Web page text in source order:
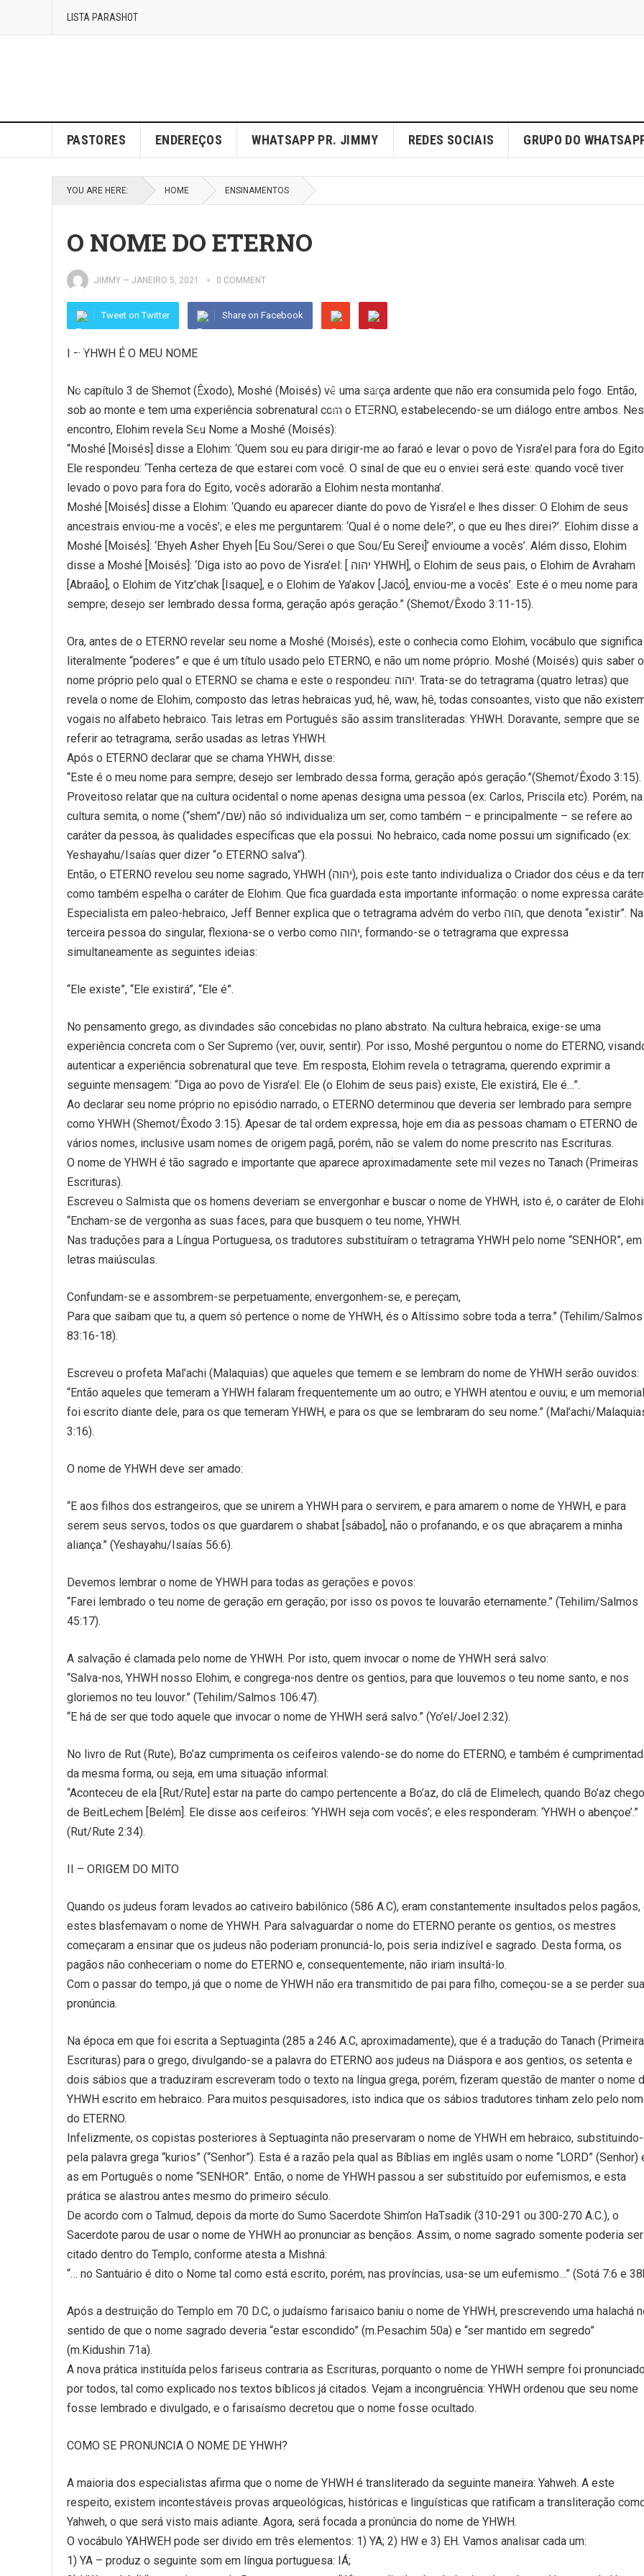
LISTA PARASHOT
PASTORES ENDEREÇOS WHATSAPP PR. JIMMY REDES SOCIAIS GRUPO DO
YOU ARE HERE: HOME ENSINAMENTOS
O NOME DO ETERNO
JIMMY — JANEIRO 5, 2021 0 COMMENT
Tweet on Twitter Share on Facebook
I – YHWH É O MEU NOME
No capítulo 3 de Shemot (Êxodo), Moshé (Moisés) vê uma sarça ardente que não era consumida pelo fogo. Então,
sob ao monte e tem uma experiência sobrenatural com o ETERNO, estabelecendo-se um diálogo entre ambos.
encontro, Elohim revela Seu Nome a Moshé (Moisés):
“Moshé [Moisés] disse a Elohim: ‘Quem sou eu para dirigir-me ao faraó e levar o povo de Yisra’el para fora do
Ele respondeu: ‘Tenha certeza de que estarei com você. O sinal de que eu o enviei será este: quando você tiver
levado o povo para fora do Egito, vocês adorarão a Elohim nesta montanha’.
Moshé [Moisés] disse a Elohim: ‘Quando eu aparecer diante do povo de Yisra’el e lhes disser: O Elohim de seus
ancestrais enviou-me a vocês’; e eles me perguntarem: ‘Qual é o nome dele?’, o que eu lhes direi?’. Elohim disse a
Moshé [Moisés]: ‘Ehyeh Asher Ehyeh [Eu Sou/Serei o que Sou/Eu Serei]’ envioume a vocês’. Além disso, Elohim
disse a Moshé [Moisés]: ‘Diga isto ao povo de Yisra’el: [ יהוה YHWH], o Elohim de seus pais, o Elohim de Avraham
[Abraão], o Elohim de Yitz’chak [Isaque], e o Elohim de Ya’akov [Jacó], enviou-me a vocês’. Este é o meu nome para
sempre; desejo ser lembrado dessa forma, geração após geração.” (Shemot/Êxodo 3:11-15).
Ora, antes de o ETERNO revelar seu nome a Moshé (Moisés), este o conhecia como Elohim, vocábulo que significa
literalmente “poderes” e que é um título usado pelo ETERNO, e não um nome próprio. Moshé (Moisés) quis saber o
nome próprio pelo qual o ETERNO se chama e este o respondeu: יהוה. Trata-se do tetragrama (quatro letras) que
revela o nome de Elohim, composto das letras hebraicas yud, hê, waw, hê, todas consoantes, visto que não
vogais no alfabeto hebraico. Tais letras em Português são assim transliteradas: YHWH. Doravante, sempre que se
referir ao tetragrama, serão usadas as letras YHWH.
Após o ETERNO declarar que se chama YHWH, disse:
“Este é o meu nome para sempre; desejo ser lembrado dessa forma, geração após geração.”(Shemot/Êxodo 3:15).
Proveitoso relatar que na cultura ocidental o nome apenas designa uma pessoa (ex: Carlos, Priscila etc). Porém, na
cultura semita, o nome (“shem”/שם) não só individualiza um ser, como também – e principalmente – se refere ao
caráter da pessoa, às qualidades específicas que ela possui. No hebraico, cada nome possui um significado (ex:
Yeshayahu/Isaías quer dizer “o ETERNO salva”).
Então, o ETERNO revelou seu nome sagrado, YHWH (יהוה), pois este tanto individualiza o Criador dos céus e da terra
como também espelha o caráter de Elohim. Que fica guardada esta importante informação: o nome expressa
Especialista em paleo-hebraico, Jeff Benner explica que o tetragrama advém do verbo הוה, que denota “existir”. Na
terceira pessoa do singular, flexiona-se o verbo como יהוה, formando-se o tetragrama que expressa
simultaneamente as seguintes ideias:
“Ele existe”, “Ele existirá”, “Ele é”.
No pensamento grego, as divindades são concebidas no plano abstrato. Na cultura hebraica, exige-se uma
experiência concreta com o Ser Supremo (ver, ouvir, sentir). Por isso, Moshé perguntou o nome do ETERNO,
autenticar a experiência sobrenatural que teve. Em resposta, Elohim revela o tetragrama, querendo exprimir a
seguinte mensagem: “Diga ao povo de Yisra’el: Ele (o Elohim de seus pais) existe, Ele existirá, Ele é…”.
Ao declarar seu nome próprio no episódio narrado, o ETERNO determinou que deveria ser lembrado para sempre
como YHWH (Shemot/Êxodo 3:15). Apesar de tal ordem expressa, hoje em dia as pessoas chamam o ETERNO de
vários nomes, inclusive usam nomes de origem pagã, porém, não se valem do nome prescrito nas Escrituras.
O nome de YHWH é tão sagrado e importante que aparece aproximadamente sete mil vezes no Tanach (Primeiras
Escrituras).
Escreveu o Salmista que os homens deveriam se envergonhar e buscar o nome de YHWH, isto é, o caráter de
“Encham-se de vergonha as suas faces, para que busquem o teu nome, YHWH.
Nas traduções para a Língua Portuguesa, os tradutores substituíram o tetragrama YHWH pelo nome “SENHOR”, em
letras maiúsculas.
Confundam-se e assombrem-se perpetuamente; envergonhem-se, e pereçam,
Para que saibam que tu, a quem só pertence o nome de YHWH, és o Altíssimo sobre toda a terra.” (Tehilim/Salmos
83:16-18).
Escreveu o profeta Mal’achi (Malaquias) que aqueles que temem e se lembram do nome de YHWH serão ouvidos:
“Então aqueles que temeram a YHWH falaram frequentemente um ao outro; e YHWH atentou e ouviu; e um memorial
foi escrito diante dele, para os que temeram YHWH, e para os que se lembraram do seu nome.” (Mal’achi/
3:16).
O nome de YHWH deve ser amado:
“E aos filhos dos estrangeiros, que se unirem a YHWH para o servirem, e para amarem o nome de YHWH, e para
serem seus servos, todos os que guardarem o shabat [sábado], não o profanando, e os que abraçarem a minha
aliança.” (Yeshayahu/Isaías 56:6).
Devemos lembrar o nome de YHWH para todas as gerações e povos:
“Farei lembrado o teu nome de geração em geração; por isso os povos te louvarão eternamente.” (Tehilim/Salmos
45:17).
A salvação é clamada pelo nome de YHWH. Por isto, quem invocar o nome de YHWH será salvo:
“Salva-nos, YHWH nosso Elohim, e congrega-nos dentre os gentios, para que louvemos o teu nome santo, e nos
gloriemos no teu louvor.” (Tehilim/Salmos 106:47).
“E há de ser que todo aquele que invocar o nome de YHWH será salvo.” (Yo’el/Joel 2:32).
No livro de Rut (Rute), Bo’az cumprimenta os ceifeiros valendo-se do nome do ETERNO, e também é
da mesma forma, ou seja, em uma situação informal:
“Aconteceu de ela [Rut/Rute] estar na parte do campo pertencente a Bo’az, do clã de Elimelech, quando Bo’az
de BeitLechem [Belém]. Ele disse aos ceifeiros: ‘YHWH seja com vocês’; e eles responderam: ‘YHWH o abençoe’.”
(Rut/Rute 2:34).
II – ORIGEM DO MITO
Quando os judeus foram levados ao cativeiro babilônico (586 A.C), eram constantemente insultados pelos pagãos,
estes blasfemavam o nome de YHWH. Para salvaguardar o nome do ETERNO perante os gentios, os mestres
começaram a ensinar que os judeus não poderiam pronunciá-lo, pois seria indizível e sagrado. Desta forma, os
pagãos não conheceriam o nome do ETERNO e, consequentemente, não iriam insultá-lo.
Com o passar do tempo, já que o nome de YHWH não era transmitido de pai para filho, começou-se a se perder sua
pronúncia.
Na época em que foi escrita a Septuaginta (285 a 246 A.C, aproximadamente), que é a tradução do Tanach
Escrituras) para o grego, divulgando-se a palavra do ETERNO aos judeus na Diáspora e aos gentios, os setenta e
dois sábios que a traduziram escreveram todo o texto na língua grega, porém, fizeram questão de manter o nome
YHWH escrito em hebraico. Para muitos pesquisadores, isto indica que os sábios tradutores tinham zelo pelo
do ETERNO.
Infelizmente, os copistas posteriores à Septuaginta não preservaram o nome de YHWH em hebraico,
pela palavra grega “kurios” (“Senhor”). Esta é a razão pela qual as Bíblias em inglês usam o nome “LORD” (Senhor)
as em Português o nome “SENHOR”. Então, o nome de YHWH passou a ser substituído por eufemismos, e esta
prática se alastrou antes mesmo do primeiro século.
De acordo com o Talmud, depois da morte do Sumo Sacerdote Shim’on HaTsadik (310-291 ou 300-270 A.C.), o
Sacerdote parou de usar o nome de YHWH ao pronunciar as bençãos. Assim, o nome sagrado somente poderia ser
citado dentro do Templo, conforme atesta a Mishná:
“… no Santuário é dito o Nome tal como está escrito, porém, nas províncias, usa-se um eufemismo…” (Sotá 7:6 e
Após a destruição do Templo em 70 D.C, o judaísmo farisaico baniu o nome de YHWH, prescrevendo uma halachá
sentido de que o nome sagrado deveria “estar escondido” (m.Pesachim 50a) e “ser mantido em segredo”
(m.Kidushin 71a).
A nova prática instituída pelos fariseus contraria as Escrituras, porquanto o nome de YHWH sempre foi
por todos, tal como explicado nos textos bíblicos já citados. Vejam a incongruência: YHWH ordenou que seu nome
fosse lembrado e divulgado, e o farisaísmo decretou que o nome fosse ocultado.
COMO SE PRONUNCIA O NOME DE YHWH?
A maioria dos especialistas afirma que o nome de YHWH é transliterado da seguinte maneira: Yahweh. A este
respeito, existem incontestáveis provas arqueológicas, históricas e linguísticas que ratificam a transliteração
Yahweh, o que será visto mais adiante. Agora, será focada a pronúncia do nome de YHWH.
O vocábulo YAHWEH pode ser divido em três elementos: 1) YA; 2) HW e 3) EH. Vamos analisar cada um:
1) YA – produz o seguinte som em língua portuguesa: IÁ;